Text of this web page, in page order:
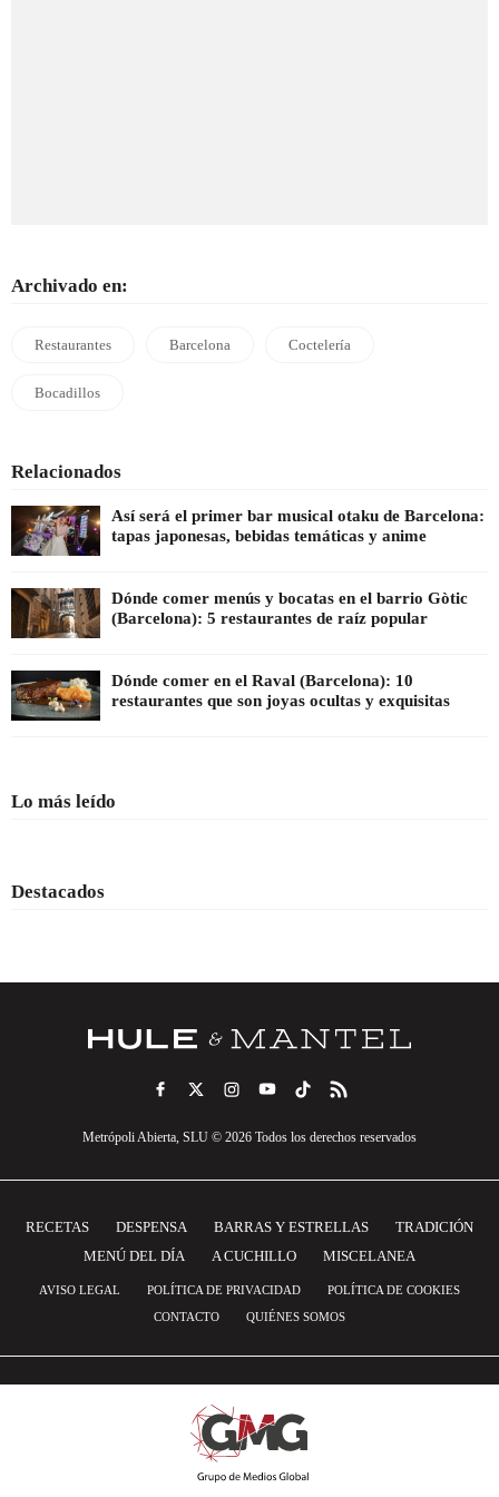
Archivado en:
Restaurantes Barcelona Coctelería
Bocadillos
Relacionados
Así será el primer bar musical otaku de Barcelona:
tapas japonesas, bebidas temáticas y anime
Dónde comer menús y bocatas en el barrio Gòtic
(Barcelona): 5 restaurantes de raíz popular
Dónde comer en el Raval (Barcelona): 10
restaurantes que son joyas ocultas y exquisitas
Lo más leído
Destacados
Metrópoli Abierta, SLU © 2026 Todos los derechos reservados
RECETAS DESPENSA BARRAS Y ESTRELLAS
TRADICIÓN
MENÚ DEL DÍA
A CUCHILLO MISCELANEA
AVISO LEGAL POLÍTICA DE PRIVACIDAD
POLÍTICA DE COOKIES
CONTACTO
QUIÉNES SOMOS